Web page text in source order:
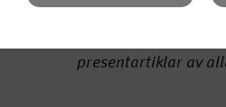
sortiment än i vår
presentartiklar av